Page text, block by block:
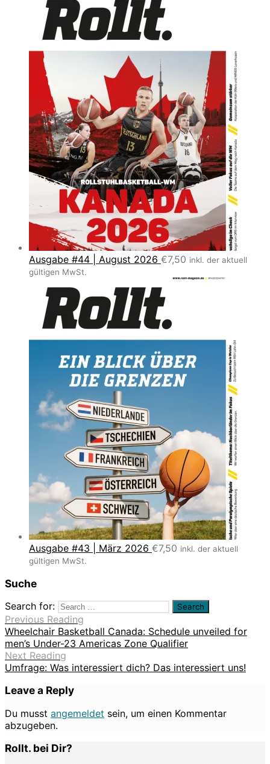
Ausgabe #44 | August 2026 €7,50 inkl. der aktuell
gültigen MwSt.
Ausgabe #43 | März 2026 €7,50 inkl. der aktuell
gültigen MwSt.
Suche
Search for:
Previous Reading
Wheelchair Basketball Canada: Schedule unveiled for
men’s Under-23 Americas Zone Qualifier
Next Reading
Umfrage: Was interessiert dich? Das interessiert uns!
Leave a Reply
Du musst angemeldet sein, um einen Kommentar
abzugeben.
Rollt. bei Dir?